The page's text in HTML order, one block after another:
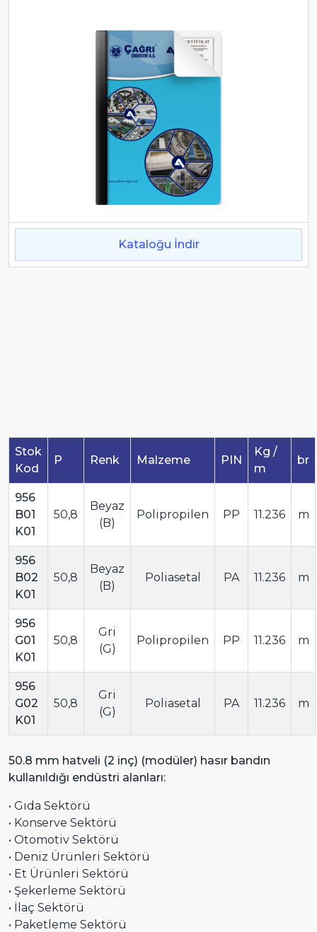
Kataloğu İndir
Stok
Kod
P Renk Malzeme PIN
Kg /
m
br
956
B01
K01
50,8
Beyaz
(B)
Polipropilen PP 11.236 m
956
B02
K01
50,8
Beyaz
(B)
Poliasetal PA 11.236 m
956
G01
K01
50,8
Gri
(G)
Polipropilen PP 11.236 m
956
G02
K01
50,8
Gri
(G)
Poliasetal PA 11.236 m
50.8 mm hatveli (2 inç) (modüler) hasır bandın
kullanıldığı endüstri alanları:
• Gıda Sektörü
• Konserve Sektörü
• Otomotiv Sektörü
• Deniz Ürünleri Sektörü
• Et Ürünleri Sektörü
• Şekerleme Sektörü
• İlaç Sektörü
• Paketleme Sektörü